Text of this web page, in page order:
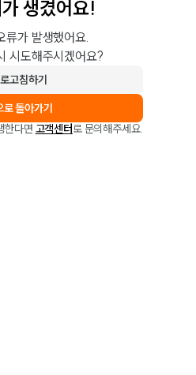
생겼어요!
류가 발생했어요.
시도해주시겠어요?
고침하기
로 돌아가기
한다면 고객센터로 문의해주세요.